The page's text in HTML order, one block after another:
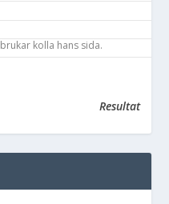
kolla hans sida.
Resultat